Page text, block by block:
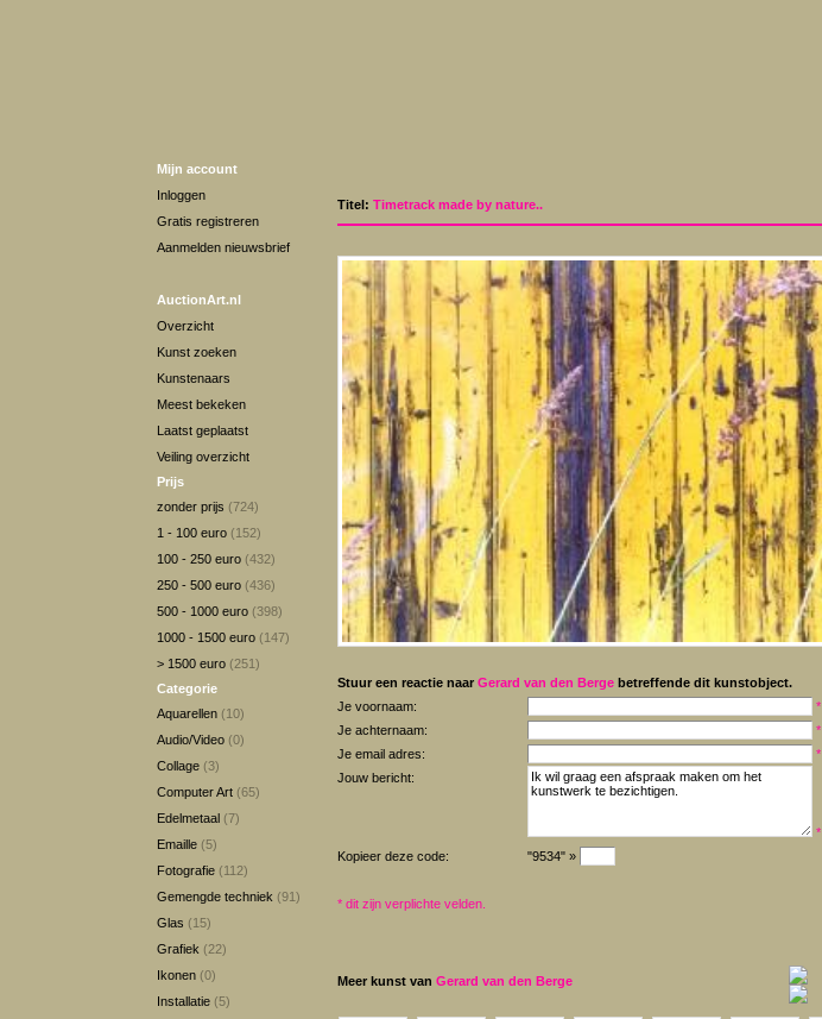
Mijn account
Inloggen
Gratis registreren
Aanmelden nieuwsbrief
AuctionArt.nl
Overzicht
Kunst zoeken
Kunstenaars
Meest bekeken
Laatst geplaatst
Veiling overzicht
Prijs
zonder prijs (724)
1 - 100 euro (152)
100 - 250 euro (432)
250 - 500 euro (436)
500 - 1000 euro (398)
1000 - 1500 euro (147)
> 1500 euro (251)
Categorie
Aquarellen (10)
Audio/Video (0)
Collage (3)
Computer Art (65)
Edelmetaal (7)
Emaille (5)
Fotografie (112)
Gemengde techniek (91)
Glas (15)
Grafiek (22)
Ikonen (0)
Installatie (5)
Titel: Timetrack made by nature..
Stuur een reactie naar Gerard van den Berge betreffende dit kunstobject.
Je voornaam:
*
Je achternaam:
*
Je email adres:
*
Jouw bericht:
*
Kopieer deze code:
"9534" »
* dit zijn verplichte velden.
Meer kunst van Gerard van den Berge